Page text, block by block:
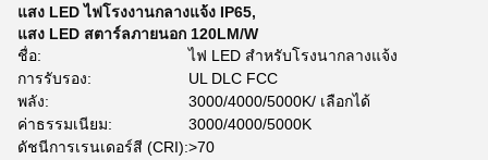
แสง LED ไฟโรงงานกลางแจ้ง IP65,
แสง LED สตาร์ลภายนอก 120LM/W
ชื่อ:
ไฟ LED สำหรับโรงนากลางแจ้ง
การรับรอง:
UL DLC FCC
พลัง:
3000/4000/5000K/ เลือกได้
ค่าธรรมเนียม:
3000/4000/5000K
ดัชนีการเรนเดอร์สี (CRI):>70